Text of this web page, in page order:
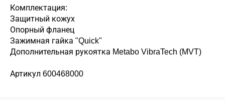
Комплектация:
Защитный кожух
Опорный фланец
Зажимная гайка "Quick"
Дополнительная рукоятка Metabo VibraTech (MVT)
Артикул 600468000